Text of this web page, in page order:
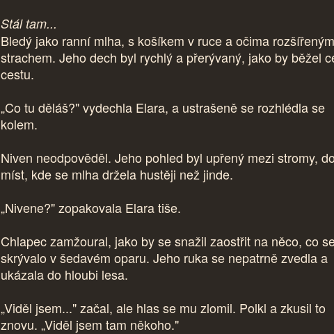
Stál tam...
Bledý jako ranní mlha, s košíkem v ruce a očima
strachem. Jeho dech byl rychlý a přerývaný, jako by běžel
cestu.
„Co tu děláš?" vydechla Elara, a ustrašeně se rozhlédla se
kolem.
Niven neodpověděl. Jeho pohled byl upřený mezi stromy,
míst, kde se mlha držela hustěji než jinde.
„Nivene?" zopakovala Elara tiše.
Chlapec zamžoural, jako by se snažil zaostřit na něco, co
skrývalo v šedavém oparu. Jeho ruka se nepatrně zvedla a
ukázala do hloubi lesa.
„Viděl jsem..." začal, ale hlas se mu zlomil. Polkl a zkusil to
znovu. „Viděl jsem tam někoho."